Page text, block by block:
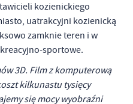
kozienickiego
uatrakcyjni kozienicką
zamknie teren i w
sportowe.
3D. Film z komputerową
kilkunastu tysięcy
się mocy wyobraźni